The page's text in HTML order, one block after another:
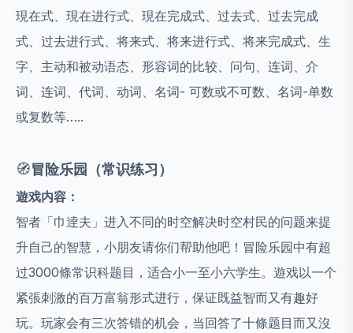
現在式、現在进行式、現在完成式、过去式、过去完成
式、过去进行式、将来式、将来进行式、将来完成式、生
字、主动和被动语态、形容词的比较、问句、连词、介
词、连词、代词、动词、名词- 可数或不可数、名词-单数
或复数等…..
🧭冒险乐园（常识练习）
遊戏内容：
智者「巾逹夫」进入不同的时空解决时空村民的问题来提
升自己的智慧，小朋友请你们帮助他吧！冒险乐园中有超
过3000條常识科题目，适合小一至小六学生。遊戏以一个
紧張刺激的百万富翁形式进行，保证既益智而又有趣好
玩。玩家会有三次答错的机会，当回答了十條题目而又沒